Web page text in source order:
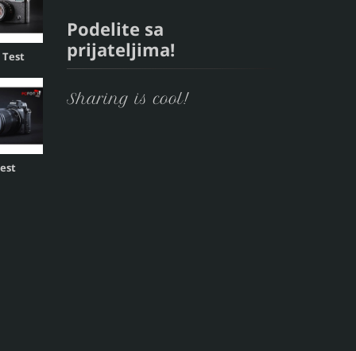
Test
Podelite sa
prijateljima!
Sharing is cool!